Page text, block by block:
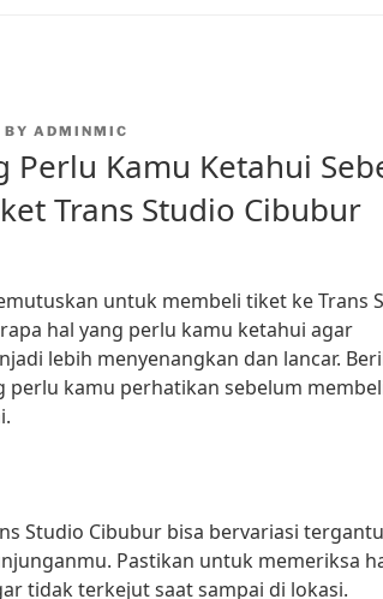
BY ADMINMIC
Perlu Kamu Ketahui
Trans Studio Cibubur
untuk membeli tiket ke Trans
hal yang perlu kamu ketahui agar
lebih menyenangkan dan lancar.
perlu kamu perhatikan sebelum
Studio Cibubur bisa bervariasi
Pastikan untuk memeriksa
tidak terkejut saat sampai di lokasi.